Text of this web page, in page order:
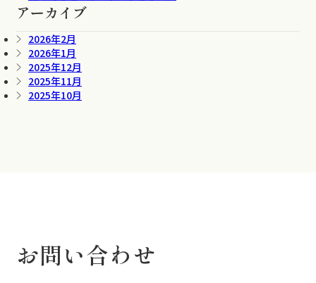
アーカイブ
2026年2月
2026年1月
2025年12月
2025年11月
2025年10月
お問い合わせ